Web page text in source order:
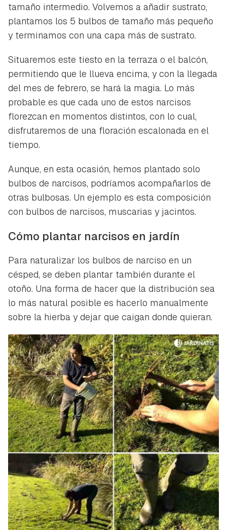
tamaño intermedio. Volvemos a añadir sustrato,
plantamos los 5 bulbos de tamaño más pequeño
y terminamos con una capa más de sustrato.
Situaremos este tiesto en la terraza o el balcón,
permitiendo que le llueva encima, y con la llegada
del mes de febrero, se hará la magia. Lo más
probable es que cada uno de estos narcisos
florezcan en momentos distintos, con lo cual,
disfrutaremos de una floración escalonada en el
tiempo.
Aunque, en esta ocasión, hemos plantado solo
bulbos de narcisos, podríamos acompañarlos de
otras bulbosas. Un ejemplo es esta composición
con bulbos de narcisos, muscarias y jacintos.
Cómo plantar narcisos en jardín
Para naturalizar los bulbos de narciso en un
césped, se deben plantar también durante el
otoño. Una forma de hacer que la distribución sea
lo más natural posible es hacerlo manualmente
sobre la hierba y dejar que caigan donde quieran.